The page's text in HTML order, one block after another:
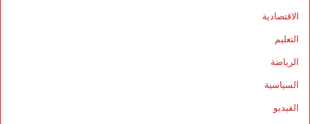
الاقتصادية
التعليم
الرياضة
السياسية
الفيديو